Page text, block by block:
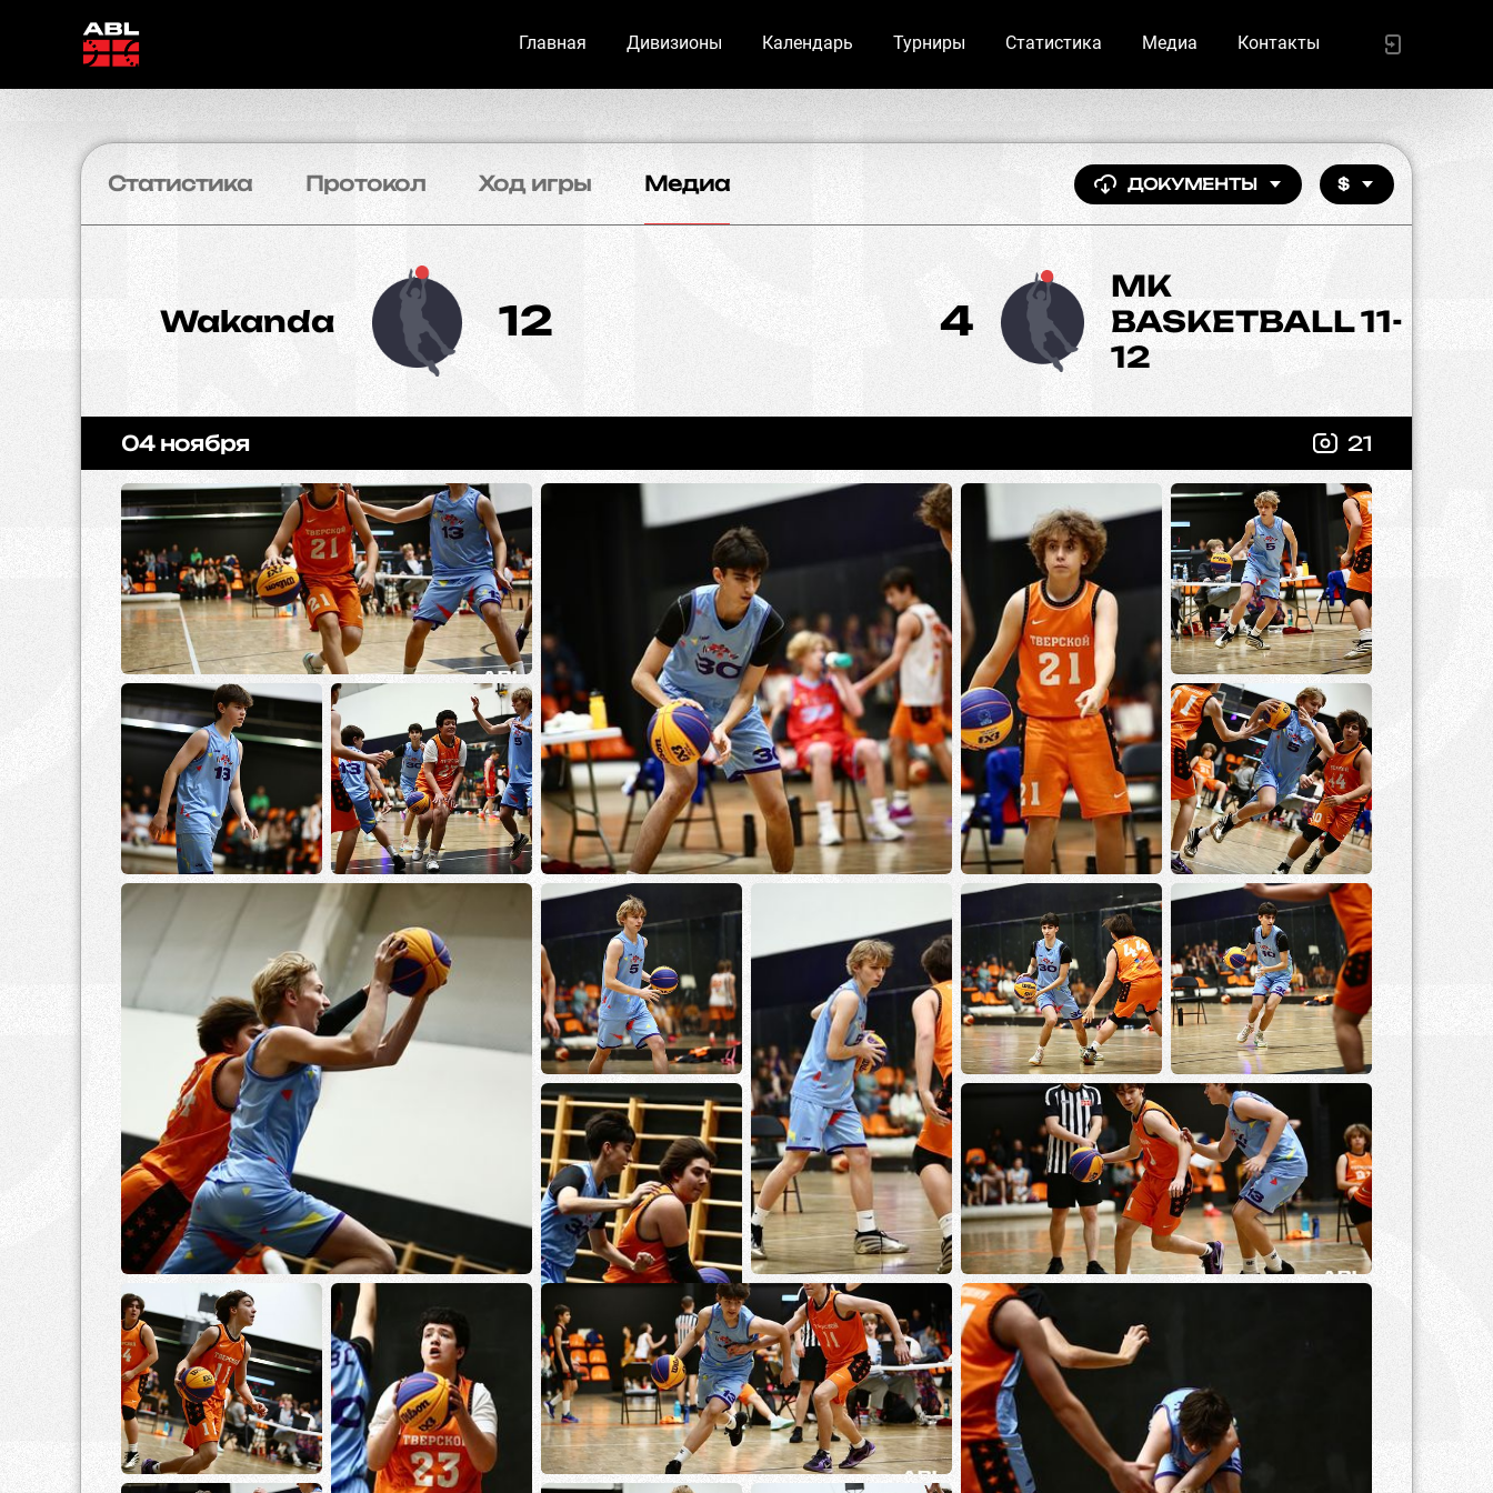
Главная Дивизионы Календарь Турниры Статистика Медиа Контакты
Статистика Протокол Ход игры Медиа ДОКУМЕНТЫ $
Wakanda 12
MK
BASKETBALL 11-
12
4
04 ноября 21